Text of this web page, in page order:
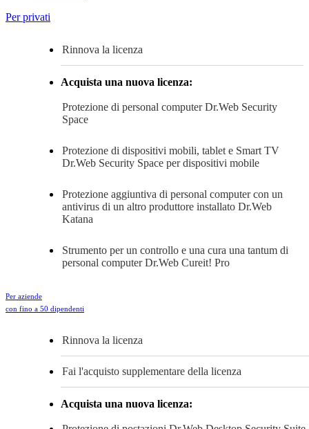
Per privati
Rinnova la licenza
Acquista una nuova licenza:
Protezione di personal computerDr.Web Security
Space
Protezione di dispositivi mobili, tablet e Smart TV
Dr.Web Security Space per dispositivi mobile
Protezione aggiuntiva di personal computer con un
antivirus di un altro produttore installato Dr.Web
Katana
Strumento per un controllo e una cura una tantum di
personal computerDr.Web Cureit! Pro
Per aziende
con fino a 50 dipendenti
Rinnova la licenza
Fai l'acquisto supplementare della licenza
Acquista una nuova licenza: